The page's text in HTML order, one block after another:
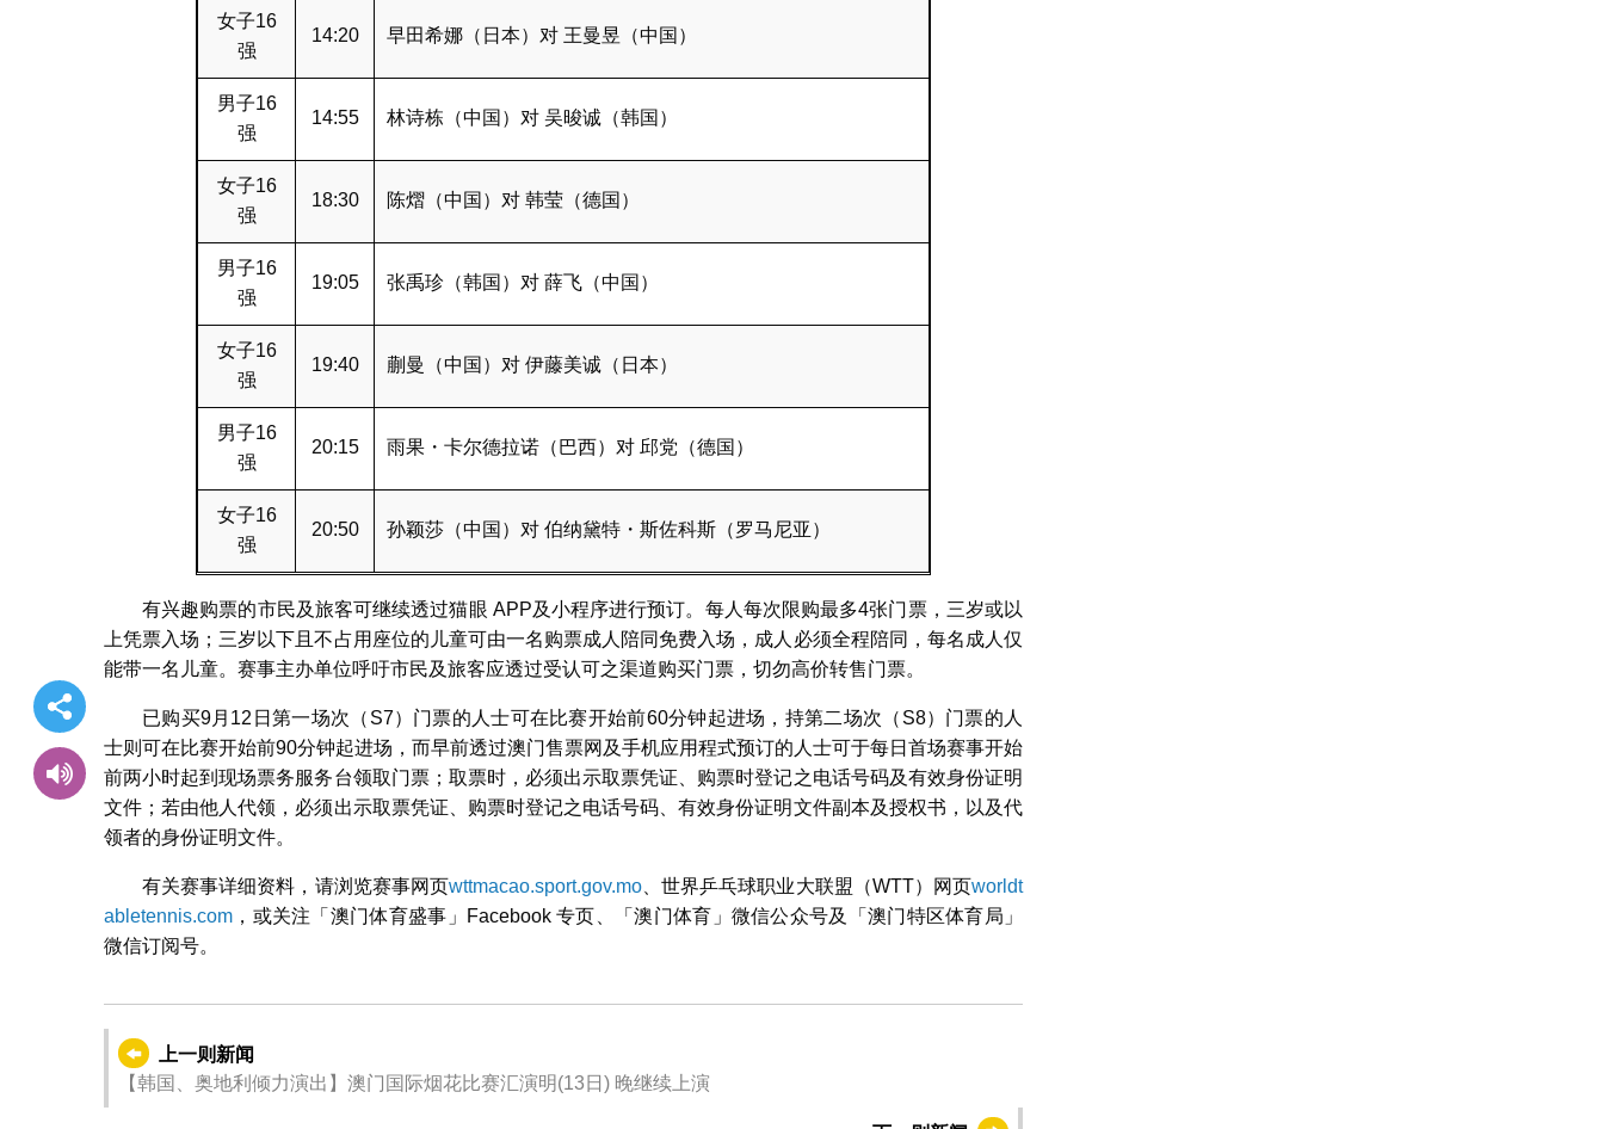
女子16
强
14:20 早田希娜（日本）对 王曼昱（中国）
男子16
强
14:55 林诗栋（中国）对 吴晙诚（韩国）
女子16
强
18:30 陈熠（中国）对 韩莹（德国）
男子16
强
19:05 张禹珍（韩国）对 薛飞（中国）
女子16
强
19:40 蒯曼（中国）对 伊藤美诚（日本）
男子16
强
20:15 雨果・卡尔德拉诺（巴西）对 邱党（德国）
女子16
强
20:50 孙颖莎（中国）对 伯纳黛特・斯佐科斯（罗马尼亚）
有兴趣购票的市民及旅客可继续透过猫眼 APP及小程序进行预订。每人每次限购最多4张门票，三岁或以
上凭票入场；三岁以下且不占用座位的儿童可由一名购票成人陪同免费入场，成人必须全程陪同，每名成人仅
能带一名儿童。赛事主办单位呼吁市民及旅客应透过受认可之渠道购买门票，切勿高价转售门票。
已购买9月12日第一场次（S7）门票的人士可在比赛开始前60分钟起进场，持第二场次（S8）门票的人
士则可在比赛开始前90分钟起进场，而早前透过澳门售票网及手机应用程式预订的人士可于每日首场赛事开始
前两小时起到现场票务服务台领取门票；取票时，必须出示取票凭证、购票时登记之电话号码及有效身份证明
文件；若由他人代领，必须出示取票凭证、购票时登记之电话号码、有效身份证明文件副本及授权书，以及代
领者的身份证明文件。
有关赛事详细资料，请浏览赛事网页wttmacao.sport.gov.mo、世界乒乓球职业大联盟（WTT）网页worldt
abletennis.com ，或关注「澳门体育盛事」Facebook 专页、「澳门体育」微信公众号及「澳门特区体育局」
微信订阅号。
上一则新闻
【韩国、奥地利倾力演出】澳门国际烟花比赛汇演明(13日) 晚继续上演